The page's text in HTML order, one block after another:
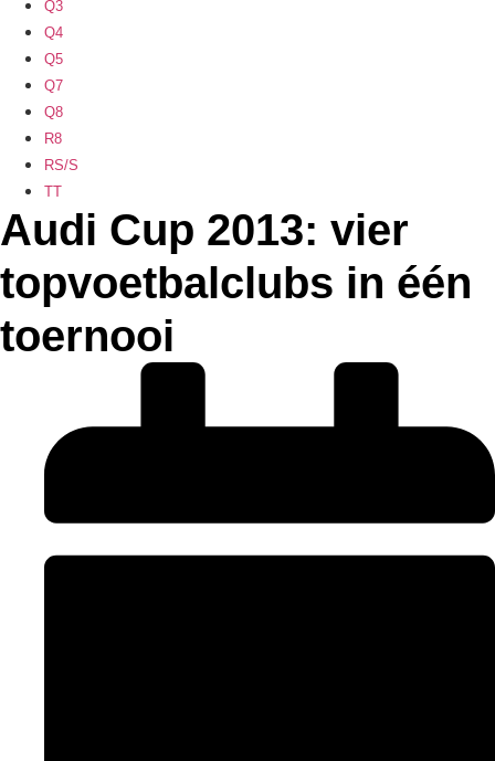
Q3
Q4
Q5
Q7
Q8
R8
RS/S
TT
Audi Cup 2013: vier
topvoetbalclubs in één
toernooi